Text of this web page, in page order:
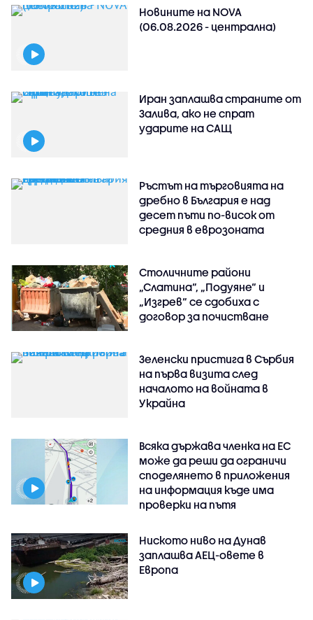
Новините на NOVA
(06.08.2026 - централна)
Иран заплашва страните от
Залива, ако не спрат
ударите на САЩ
Ръстът на търговията на
дребно в България е над
десет пъти по-висок от
средния в еврозоната
Столичните райони
„Слатина“, „Подуяне“ и
„Изгрев“ се сдобиха с
договор за почистване
Зеленски пристига в Сърбия
на първа визита след
началото на войната в
Украйна
Всяка държава членка на ЕС
може да реши да ограничи
споделянето в приложения
на информация къде има
проверки на пътя
Ниското ниво на Дунав
заплашва АЕЦ-овете в
Европа